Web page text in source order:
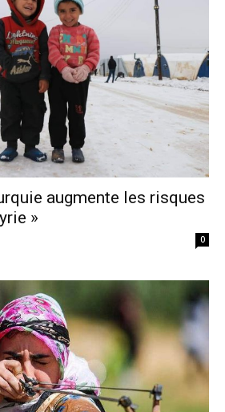
augmente les risques
»
0